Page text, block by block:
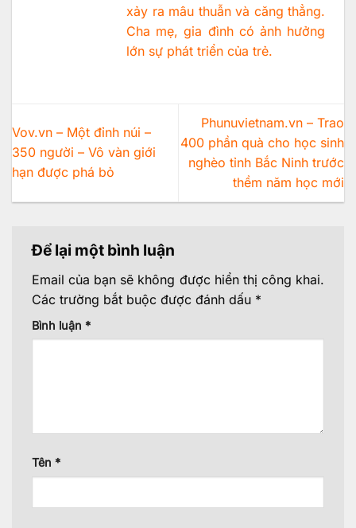
xảy ra mâu thuẫn và căng thẳng.
Cha mẹ, gia đình có ảnh hưởng
lớn sự phát triển của trẻ.
Vov.vn – Một đỉnh núi –
350 người – Vô vàn giới
hạn được phá bỏ
Phunuvietnam.vn – Trao
400 phần quà cho học sinh
nghèo tỉnh Bắc Ninh trước
thềm năm học mới
Để lại một bình luận
Email của bạn sẽ không được hiển thị công khai.
Các trường bắt buộc được đánh dấu *
Bình luận *
Tên *